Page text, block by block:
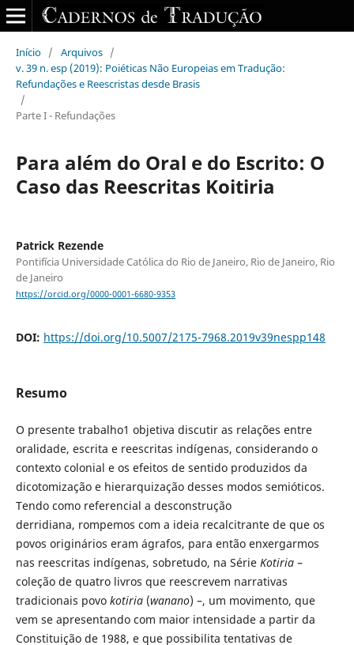
Início / Arquivos /
v. 39 n. esp (2019): Poiéticas Não Europeias em Tradução:
Refundações e Reescristas desde Brasis
/
Parte I - Refundações
Para além do Oral e do Escrito: O
Caso das Reescritas Koitiria
Patrick Rezende
Pontifícia Universidade Católica do Rio de Janeiro, Rio de Janeiro, Rio
de Janeiro
https://orcid.org/0000-0001-6680-9353
DOI: https://doi.org/10.5007/2175-7968.2019v39nespp148
Resumo
O presente trabalho1 objetiva discutir as relações entre
oralidade, escrita e reescritas indígenas, considerando o
contexto colonial e os efeitos de sentido produzidos da
dicotomização e hierarquização desses modos semióticos.
Tendo como referencial a desconstrução
derridiana, rompemos com a ideia recalcitrante de que os
povos originários eram ágrafos, para então enxergarmos
nas reescritas indígenas, sobretudo, na Série Kotiria–
coleção de quatro livros que reescrevem narrativas
tradicionais povo kotiria(wanano) –, um movimento, que
vem se apresentando com maior intensidade a partir da
Constituição de 1988, e que possibilita tentativas de